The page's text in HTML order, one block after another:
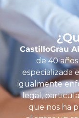
CastilloGrau
de 40
especializada
igualmente
legal,
que nos ha